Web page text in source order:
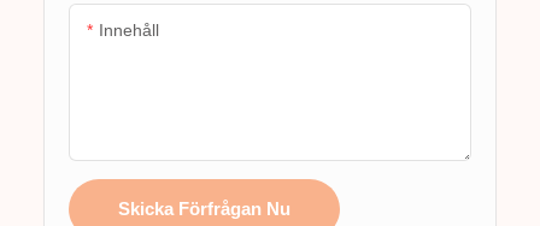
Innehåll
Skicka Förfrågan Nu